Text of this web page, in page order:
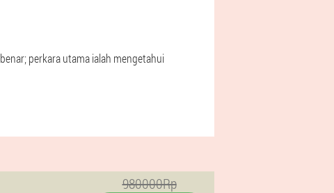
perkara utama ialah mengetahui
980000Rp